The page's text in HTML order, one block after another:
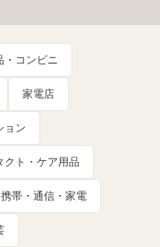
・コンビニ
家電店
ョン
クト・ケア用品
携帯・通信・家電